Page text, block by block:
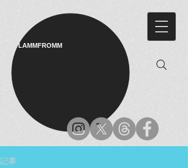
LAMMFROMM​
記事